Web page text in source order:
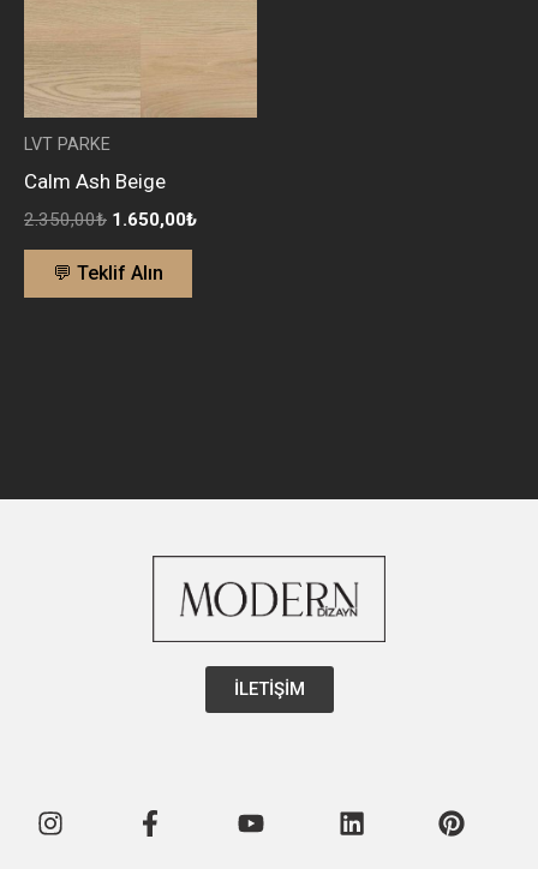
LVT PARKE
Calm Ash Beige
2.350,00₺ 1.650,00₺
💬 Teklif Alın
İLETİŞİM